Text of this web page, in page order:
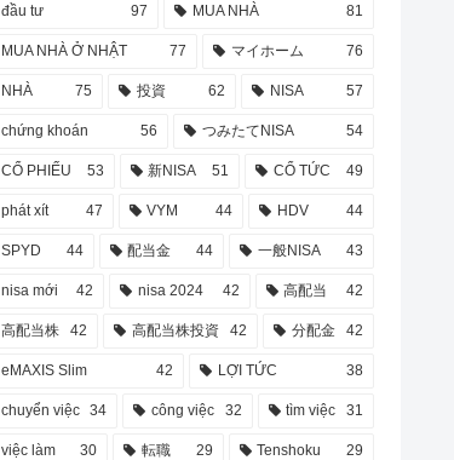
đầu tư 97 MUA NHÀ 81
MUA NHÀ Ở NHẬT 77 マイホーム 76
NHÀ 75 投資 62 NISA 57
chứng khoán 56 つみたてNISA 54
CỔ PHIẾU 53 新NISA 51 CỔ TỨC 49
phát xít 47 VYM 44 HDV 44
SPYD 44 配当金 44 一般NISA 43
nisa mới 42 nisa 2024 42 高配当 42
高配当株 42 高配当株投資 42 分配金 42
eMAXIS Slim 42 LỢI TỨC 38
chuyển việc 34 công việc 32 tìm việc 31
việc làm 30 転職 29 Tenshoku 29